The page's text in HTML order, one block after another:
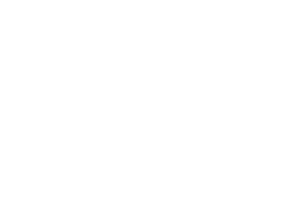
一个充满快节奏、